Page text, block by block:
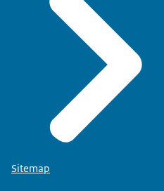
Sitemap